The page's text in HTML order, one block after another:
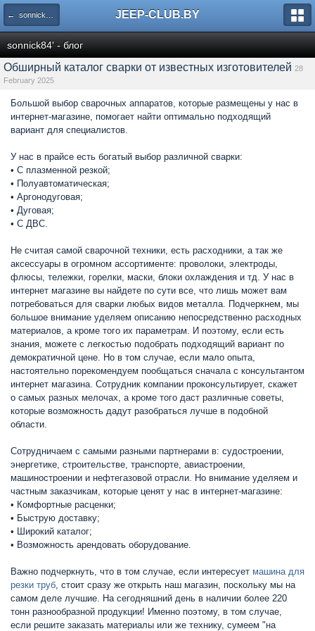
← sonnick84' - блог JEEP-CLUB.BY
sonnick84' - блог
Обширный каталог сварки от известных изготовителей 28
February 2025
Большой выбор сварочных аппаратов, которые размещены у нас в
интернет-магазине, помогает найти оптимально подходящий
вариант для специалистов.
У нас в прайсе есть богатый выбор различной сварки:
• С плазменной резкой;
• Полуавтоматическая;
• Аргонодуговая;
• Дуговая;
• С ДВС.
Не считая самой сварочной техники, есть расходники, а так же
аксессуары в огромном ассортименте: проволоки, электроды,
флюсы, тележки, горелки, маски, блоки охлаждения и тд. У нас в
интернет магазине вы найдете по сути все, что лишь может вам
потребоваться для сварки любых видов металла. Подчеркнем, мы
большое внимание уделяем описанию непосредственно расходных
материалов, а кроме того их параметрам. И поэтому, если есть
знания, можете с легкостью подобрать подходящий вариант по
демократичной цене. Но в том случае, если мало опыта,
настоятельно порекомендуем пообщаться сначала с консультантом
интернет магазина. Сотрудник компании проконсультирует, скажет
о самых разных мелочах, а кроме того даст различные советы,
которые возможность дадут разобраться лучше в подобной
области.
Сотрудничаем с самыми разными партнерами в: судостроении,
энергетике, строительстве, транспорте, авиастроении,
машиностроении и нефтегазовой отрасли. Но внимание уделяем и
частным заказчикам, которые ценят у нас в интернет-магазине:
• Комфортные расценки;
• Быструю доставку;
• Широкий каталог;
• Возможность арендовать оборудование.
Важно подчеркнуть, что в том случае, если интересует машина для
резки труб, стоит сразу же открыть наш магазин, поскольку мы на
самом деле лучшие. На сегодняшний день в наличии более 220
тонн разнообразной продукции! Именно поэтому, в том случае,
если решите заказать материалы или же технику, сумеем "на